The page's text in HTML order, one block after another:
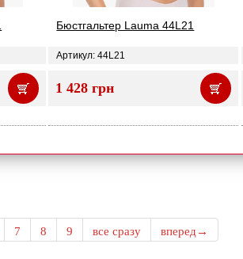
Бюстгальтер Lauma 44L21
Артикул: 44L21
1 428 грн
7 8 9 все сразу вперед→